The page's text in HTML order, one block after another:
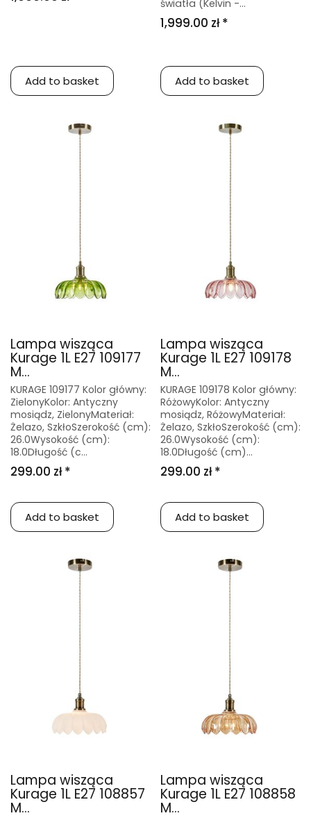
Add to basket
światła (Kelvin -...
1,999.00 zł *
Add to basket
Lampa wisząca
Kurage 1L E27 109177
M...
KURAGE 109177 Kolor główny:
ZielonyKolor: Antyczny
mosiądz, ZielonyMateriał:
Żelazo, SzkłoSzerokość (cm):
26.0Wysokość (cm):
18.0Długość (c...
299.00 zł *
Add to basket
Lampa wisząca
Kurage 1L E27 109178
M...
KURAGE 109178 Kolor główny:
RóżowyKolor: Antyczny
mosiądz, RóżowyMateriał:
Żelazo, SzkłoSzerokość (cm):
26.0Wysokość (cm):
18.0Długość (cm)...
299.00 zł *
Add to basket
Lampa wisząca
Kurage 1L E27 108857
M...
Lampa wisząca
Kurage 1L E27 108858
M...